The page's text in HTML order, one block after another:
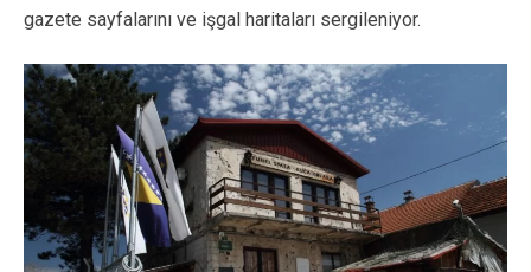
gazete sayfalarını ve işgal haritaları sergileniyor.